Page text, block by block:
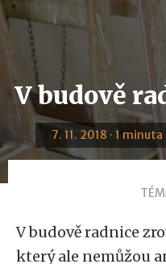
V budově
7. 11. 2018 · 1
V budově radnice
který ale nemůžou